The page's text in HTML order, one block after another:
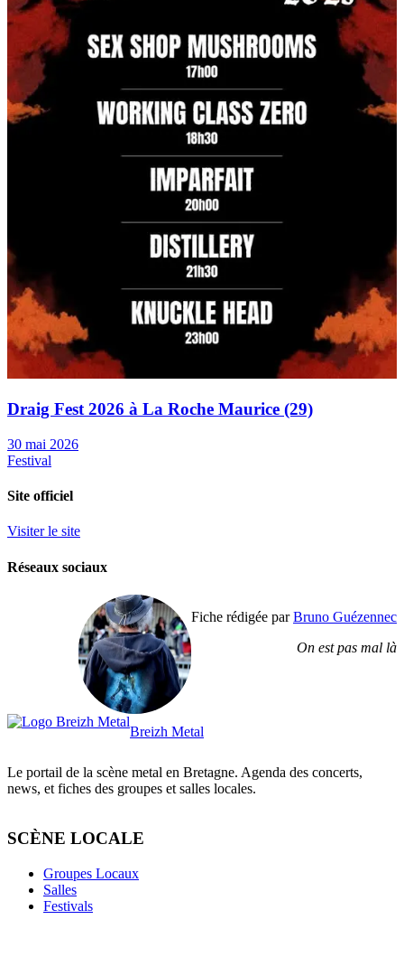
Draig Fest 2026 à La Roche Maurice (29)
30 mai 2026
Festival
Site officiel
Visiter le site
Réseaux sociaux
Fiche rédigée parBruno Guézennec
On est pas mal là
Breizh Metal
Le portail de la scène metal en Bretagne. Agenda des concerts,
news, et fiches des groupes et salles locales.
SCÈNE LOCALE
Groupes Locaux
Salles
Festivals